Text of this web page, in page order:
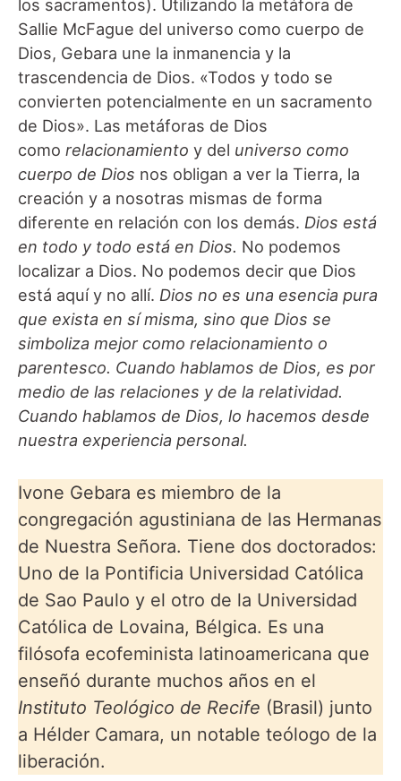
los sacramentos). Utilizando la metáfora de
Sallie McFague del universo como cuerpo de
Dios, Gebara une la inmanencia y la
trascendencia de Dios. «Todos y todo se
convierten potencialmente en un sacramento
de Dios». Las metáforas de Dios
como relacionamiento y del universo como
cuerpo de Dios nos obligan a ver la Tierra, la
creación y a nosotras mismas de forma
diferente en relación con los demás. Dios está
en todo y todo está en Dios. No podemos
localizar a Dios. No podemos decir que Dios
está aquí y no allí. Dios no es una esencia pura
que exista en sí misma, sino que Dios se
simboliza mejor como relacionamiento o
parentesco. Cuando hablamos de Dios, es por
medio de las relaciones y de la relatividad.
Cuando hablamos de Dios, lo hacemos desde
nuestra experiencia personal.
Ivone Gebara es miembro de la
congregación agustiniana de las Hermanas
de Nuestra Señora. Tiene dos doctorados:
Uno de la Pontificia Universidad Católica
de Sao Paulo y el otro de la Universidad
Católica de Lovaina, Bélgica. Es una
filósofa ecofeminista latinoamericana que
enseñó durante muchos años en el
Instituto Teológico de Recife (Brasil) junto
a Hélder Camara, un notable teólogo de la
liberación.